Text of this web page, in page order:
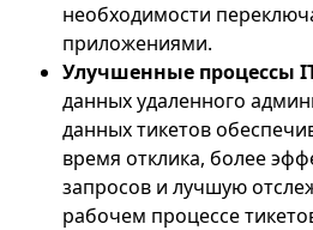
необходимости
приложениями.
Улучшенные процессы
данных удаленного
данных тикетов
время отклика, более
запросов и лучшую
рабочем процессе